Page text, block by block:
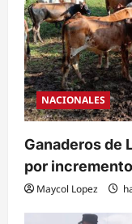
NACIONALES
Ganaderos de
por
Maycol Lopez